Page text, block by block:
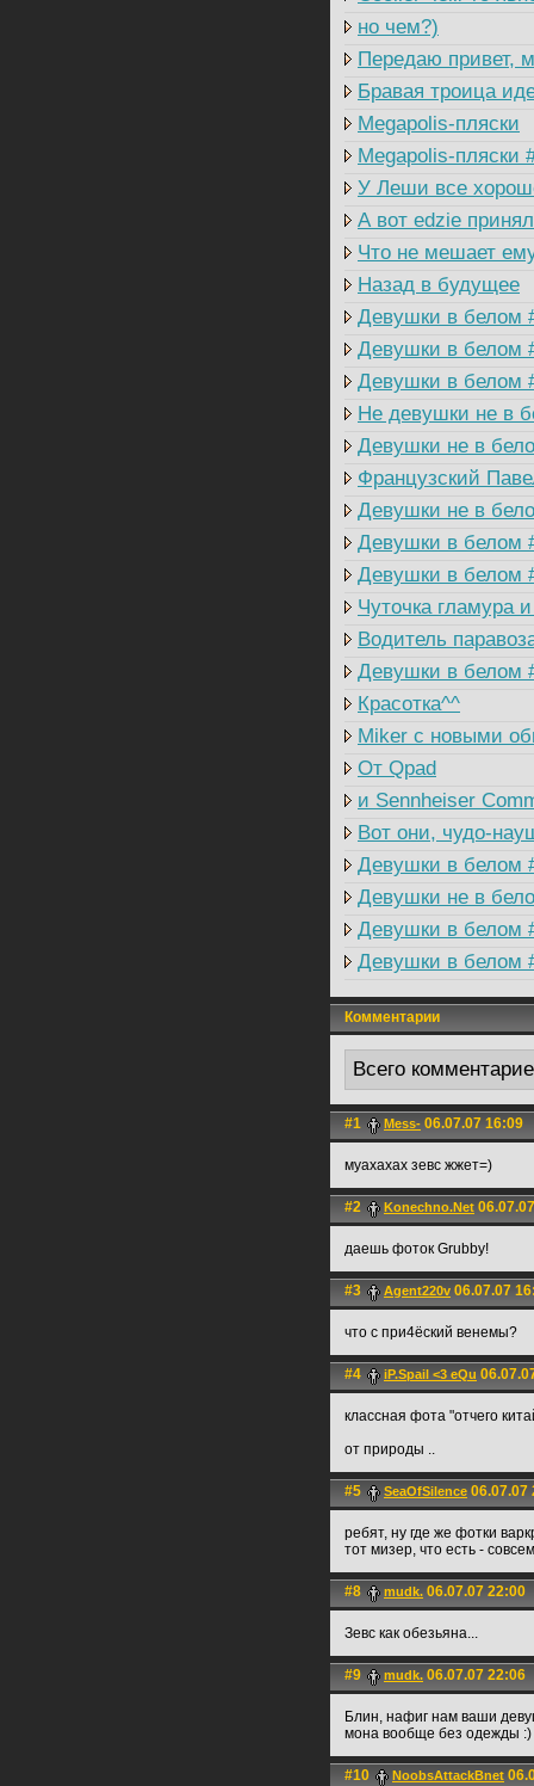
но чем?)
Передаю привет,
Бравая троица
Megapolis-пляски
Megapolis-пляски
У Леши все
А вот edzie
Что не мешает
Назад в будущее
Девушки в белом
Девушки в белом
Девушки в белом
Не девушки не в
Девушки не в
Французский
Девушки не в
Девушки в белом
Девушки в белом
Чуточка гламура
Водитель
Дeвушки в белом
Красотка^^
Miker c новыми
От Qpad
и Sennheiser
Вот они, чудо-
Девушки в белом
Девушки не в
Девушки в белом
Девушки в белом
Комментарии
Всего
#1 Mess- 06.07.07 16:09
муахахах зевс жжет=)
#2 Konechno.Net
даешь фоток Grubby!
#3 Agent220v 06.07.07
что с при4ёский венемы?
#4 iP.Spail <3 eQu
классная фота "отчего
от природы ..
#5 SeaOfSilence 06.07.07
ребят, ну где же фотки
тот мизер, что есть -
#8 mudk. 06.07.07 22:00
Зевс как обезьяна...
#9 mudk. 06.07.07 22:06
Блин, нафиг нам ваши
мона вообще без одежды :)
#10 NoobsAttackBnet